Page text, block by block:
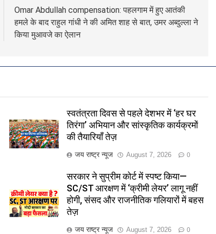
Omar Abdullah compensation: पहलगाम में हुए आतंकी
हमले के बाद राहुल गांधी ने की अमित शाह से बात, उमर अब्दुल्ला ने
किया मुआवजे का ऐलान
स्वतंत्रता दिवस से पहले देशभर में ‘हर घर
तिरंगा’ अभियान और सांस्कृतिक कार्यक्रमों
की तैयारियाँ तेज़
जय राष्ट्र न्यूज August 7, 2026 0
सरकार ने सुप्रीम कोर्ट में स्पष्ट किया—
SC/ST आरक्षण में ‘क्रीमी लेयर’ लागू नहीं
होगी, संसद और राजनीतिक गलियारों में बहस
तेज़
जय राष्ट्र न्यूज August 7, 2026 0